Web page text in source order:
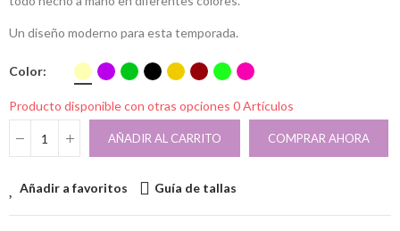
Un diseño moderno para esta temporada.
Color
Producto disponible con otras opciones 0 Artículos
AÑADIR AL CARRITO COMPRAR AHORA
Añadir a favoritos Guía de tallas